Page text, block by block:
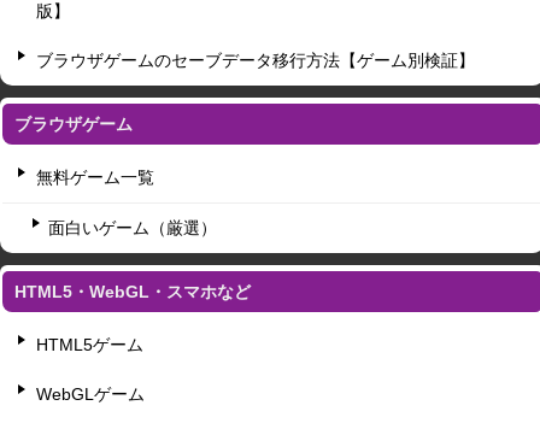
版】
ブラウザゲームのセーブデータ移行方法【ゲーム別検証】
ブラウザゲーム
無料ゲーム一覧
面白いゲーム（厳選）
HTML5・WebGL・スマホなど
HTML5ゲーム
WebGLゲーム